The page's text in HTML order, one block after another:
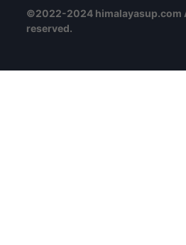
©2022-2024 himalayasup.com
reserved.